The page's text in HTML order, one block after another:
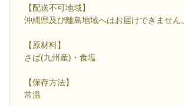
【配送不可地域】
沖縄県及び離島地域へはお届けできません。
【原材料】
さば(九州産)・食塩
【保存方法】
常温